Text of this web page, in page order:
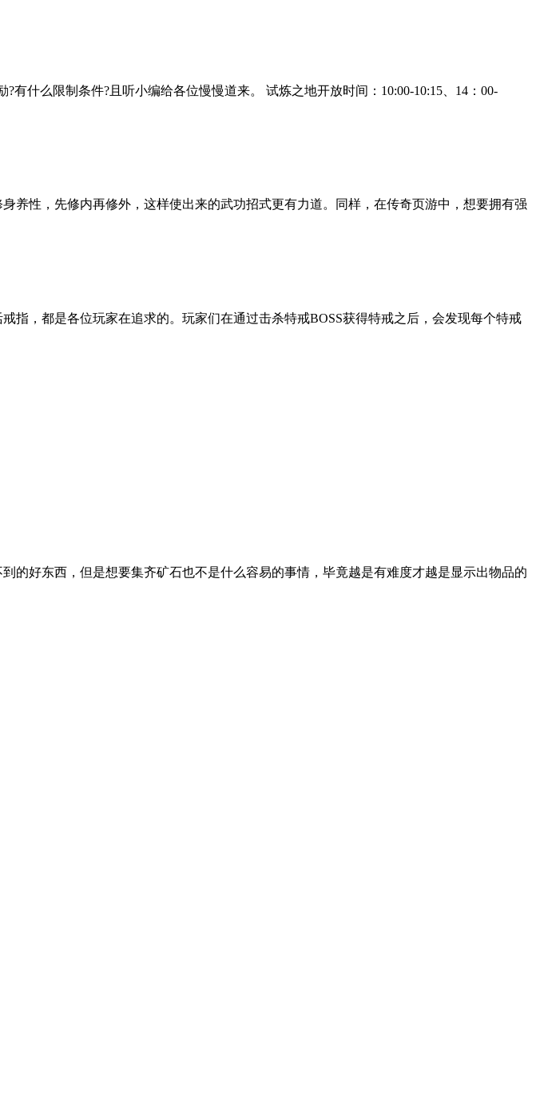
么限制条件?且听小编给各位慢慢道来。 试炼之地开放时间：10:00-10:15、14：00-
性，先修内再修外，这样使出来的武功招式更有力道。同样，在传奇页游中，想要拥有强
，都是各位玩家在追求的。玩家们在通过击杀特戒BOSS获得特戒之后，会发现每个特戒
好东西，但是想要集齐矿石也不是什么容易的事情，毕竟越是有难度才越是显示出物品的